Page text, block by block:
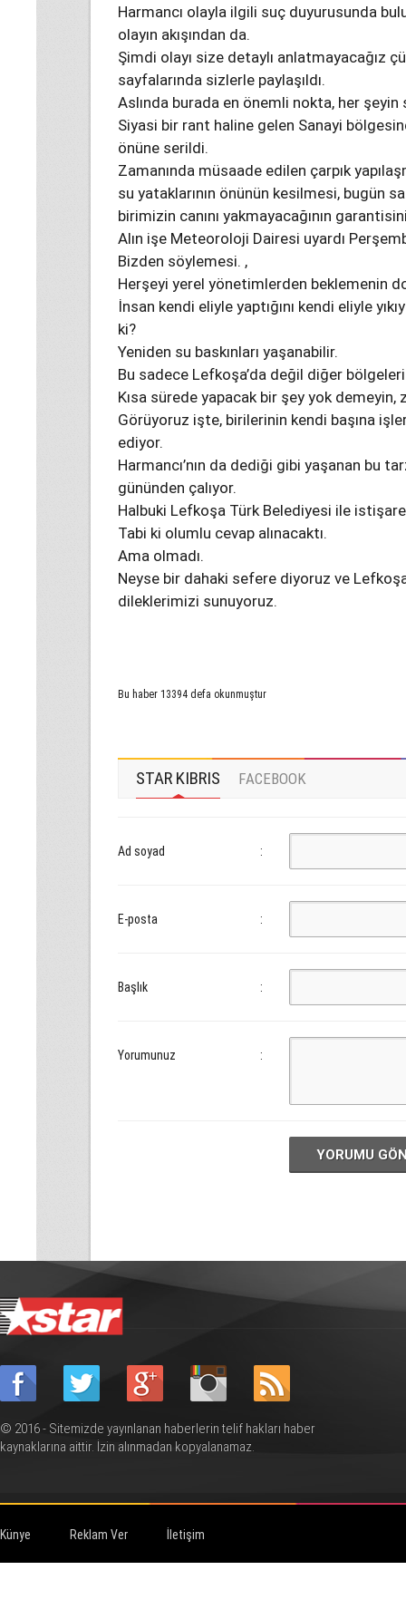
Harmancı olayla ilgili suç duyurusunda
olayın akışından da.
Şimdi olayı size detaylı anlatmayacağız
sayfalarında sizlerle paylaşıldı.
Aslında burada en önemli nokta, her şeyin
Siyasi bir rant haline gelen Sanayi
önüne serildi.
Zamanında müsaade edilen çarpık
su yataklarının önünün kesilmesi, bugün
birimizin canını yakmayacağının
Alın işe Meteoroloji Dairesi uyardı
Bizden söylemesi. ,
Herşeyi yerel yönetimlerden beklemenin
İnsan kendi eliyle yaptığını kendi eliyle
ki?
Yeniden su baskınları yaşanabilir.
Bu sadece Lefkoşa’da değil diğer
Kısa sürede yapacak bir şey yok demeyin,
Görüyoruz işte, birilerinin kendi başına
ediyor.
Harmancı’nın da dediği gibi yaşanan bu
gününden çalıyor.
Halbuki Lefkoşa Türk Belediyesi ile istişare
Tabi ki olumlu cevap alınacaktı.
Ama olmadı.
Neyse bir dahaki sefere diyoruz ve
dileklerimizi sunuyoruz.
Bu haber 13394 defa okunmuştur
STAR KIBRIS FACEBOOK
Ad soyad :
E-posta :
Başlık :
Yorumunuz :
YORUMU
© 2016 - Sitemizde yayınlanan haberlerin telif hakları haber
kaynaklarına aittir. İzin alınmadan kopyalanamaz.
Künye Reklam Ver İletişim